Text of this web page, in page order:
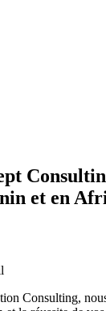
et en
Consulting,